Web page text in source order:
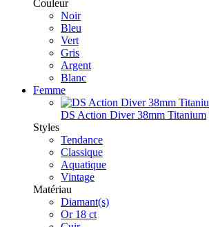
Couleur
Noir
Bleu
Vert
Gris
Argent
Blanc
Femme
DS Action Diver 38mm Titanium
Styles
Tendance
Classique
Aquatique
Vintage
Matériau
Diamant(s)
Or 18 ct